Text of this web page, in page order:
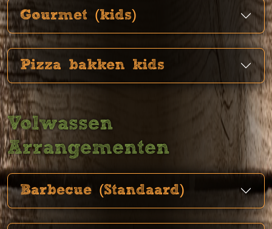
Gourmet (kids)
Pizza bakken kids
Volwassen
Arrangementen
Barbecue (Standaard)